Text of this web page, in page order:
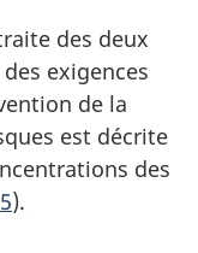
des deux
exigences
de la
est décrite
des
).